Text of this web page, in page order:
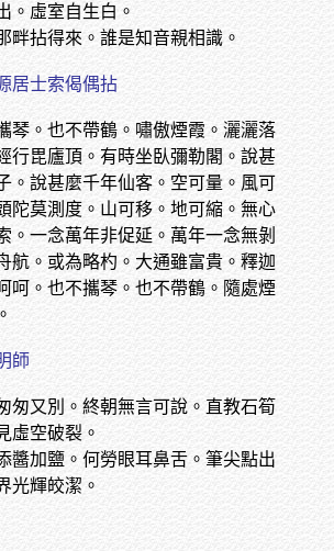
。虛室自生白。
畔拈得來。誰是知音親相識。
居士索偈偶拈
琴。也不帶鶴。嘯傲煙霞。灑灑落
行毘廬頂。有時坐臥彌勒閣。說甚
。說甚麼千年仙客。空可量。風可
陀莫測度。山可移。地可縮。無心
。一念萬年非促延。萬年一念無剝
航。或為略杓。大通雖富貴。釋迦
呵。也不攜琴。也不帶鶴。隨處煙
師
匆又別。終朝無言可說。直教石筍
虛空破裂。
醬加鹽。何勞眼耳鼻舌。筆尖點出
光輝皎潔。